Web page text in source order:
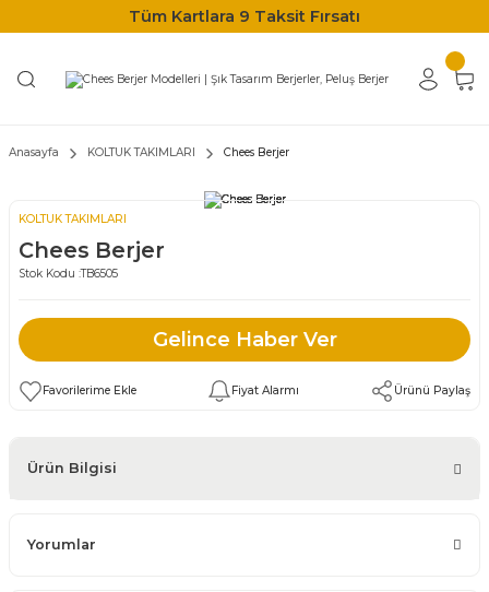
Tüm Kartlara 9 Taksit Fırsatı
Anasayfa KOLTUK TAKIMLARI Chees Berjer
KOLTUK TAKIMLARI
Chees Berjer
Stok Kodu :TB6505
Gelince Haber Ver
Fiyat Alarmı Ürünü Paylaş
Ürün Bilgisi
Yorumlar